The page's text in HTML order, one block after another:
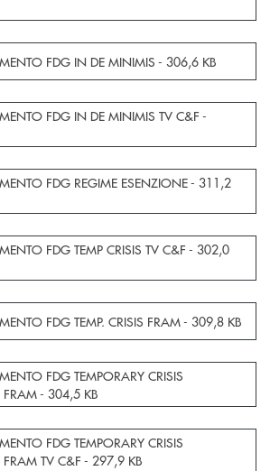
in una nuova finestra
FDG IN DE MINIMIS - 306,6 KB
in una nuova finestra
FDG IN DE MINIMIS TV C&F -
in una nuova finestra
FDG REGIME ESENZIONE - 311,2
in una nuova finestra
FDG TEMP CRISIS TV C&F - 302,0
in una nuova finestra
FDG TEMP. CRISIS FRAM - 309,8 KB
in una nuova finestra
FDG TEMPORARY CRISIS
- 304,5 KB
in una nuova finestra
FDG TEMPORARY CRISIS
TV C&F - 297,9 KB